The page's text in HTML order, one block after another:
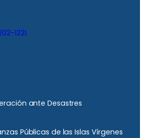
1221
ante Desastres
Públicas de las Islas Vírgenes